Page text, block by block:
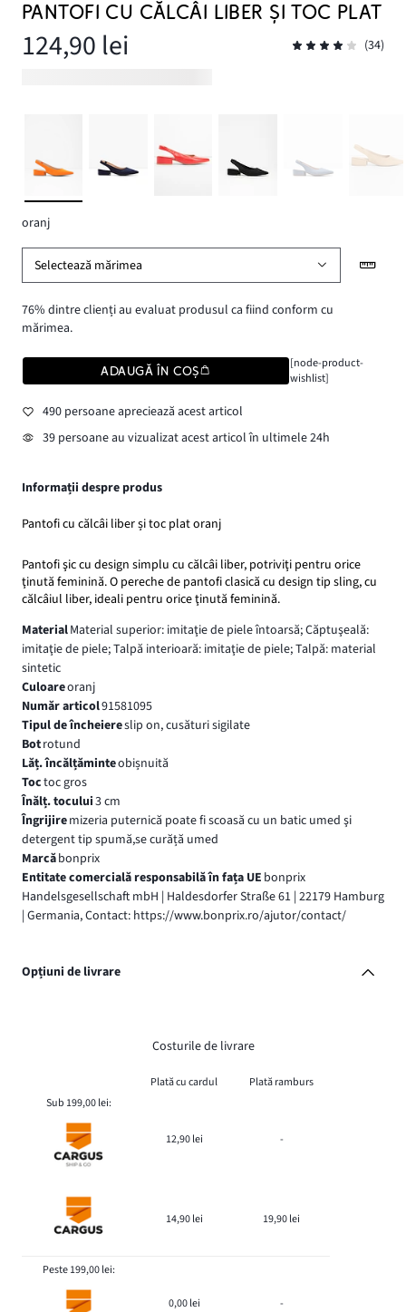
PANTOFI CU CĂLCÂI LIBER ȘI TOC PLAT
124,90 lei (34)
oranj
Selectează mărimea
76% dintre clienți au evaluat produsul ca fiind conform cu
mărimea.
ADAUGĂ ÎN COȘ
[node-product-
wishlist]
490 persoane apreciează acest articol
39 persoane au vizualizat acest articol în ultimele 24h
Informații despre produs
Pantofi cu călcâi liber și toc plat oranj
Pantofi şic cu design simplu cu călcâi liber, potriviţi pentru orice
ţinută feminină. O pereche de pantofi clasică cu design tip sling, cu
călcâiul liber, ideali pentru orice ţinută feminină.
MaterialMaterial superior: imitaţie de piele întoarsă; Căptuşeală:
imitaţie de piele; Talpă interioară: imitaţie de piele; Talpă: material
sintetic
Culoareoranj
Număr articol91581095
Tipul de încheiereslip on, cusături sigilate
Botrotund
Lăț. încălțăminteobișnuită
Toctoc gros
Înălț. tocului3 cm
Îngrijiremizeria puternică poate fi scoasă cu un batic umed şi
detergent tip spumă,se curăță umed
Marcăbonprix
Entitate comercială responsabilă în fața UE bonprix
Handelsgesellschaft mbH | Haldesdorfer Straße 61 | 22179 Hamburg
| Germania, Contact: https://www.bonprix.ro/ajutor/contact/
Opțiuni de livrare
Costurile de livrare
Plată cu cardul
Plată ramburs
Sub 199,00 lei:
12,90 lei -
14,90 lei 19,90 lei
Peste 199,00 lei:
0,00 lei -